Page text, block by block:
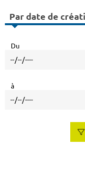
Par date de
Du
à